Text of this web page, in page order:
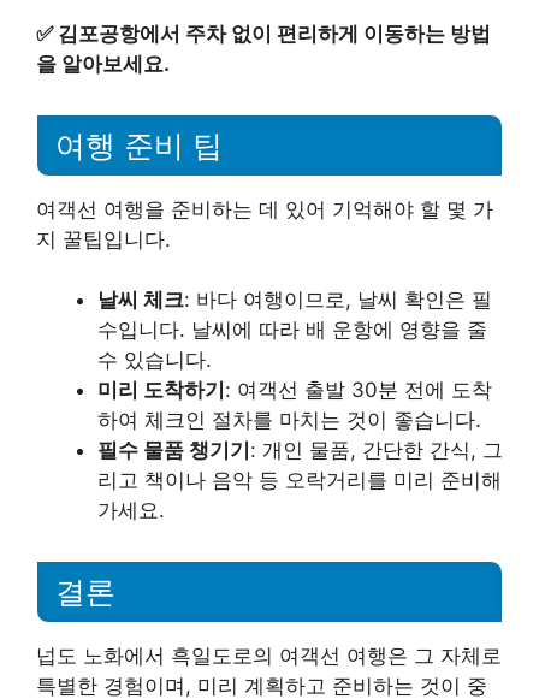
✅ 김포공항에서 주차 없이 편리하게 이동하는 방법
을 알아보세요.
여행 준비 팁
여객선 여행을 준비하는 데 있어 기억해야 할 몇 가
지 꿀팁입니다.
날씨 체크: 바다 여행이므로, 날씨 확인은 필
수입니다. 날씨에 따라 배 운항에 영향을 줄
수 있습니다.
미리 도착하기 : 여객선 출발 30분 전에 도착
하여 체크인 절차를 마치는 것이 좋습니다.
필수 물품 챙기기 : 개인 물품, 간단한 간식, 그
리고 책이나 음악 등 오락거리를 미리 준비해
가세요.
결론
넙도 노화에서 흑일도로의 여객선 여행은 그 자체로
특별한 경험이며, 미리 계획하고 준비하는 것이 중